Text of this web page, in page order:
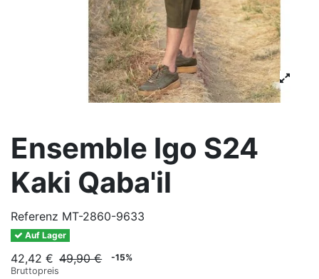
Ensemble Igo S24
Kaki Qaba'il
Referenz MT-2860-9633
Auf Lager
42,42 € 49,90 €
-15%
Bruttopreis